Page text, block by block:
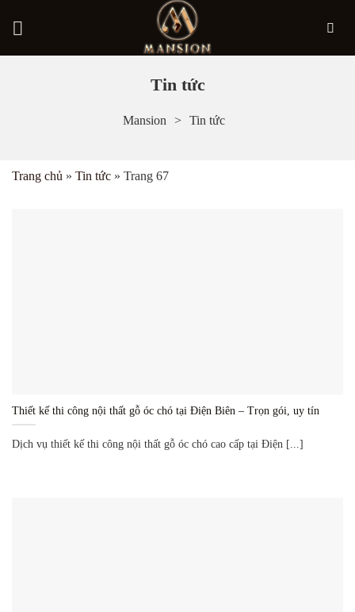
Tin tức
Mansion Tin tức
Trang chủ » Tin tức » Trang 67
Thiết kế thi công nội thất gỗ óc chó tại Điện Biên – Trọn gói, uy tín
Dịch vụ thiết kế thi công nội thất gỗ óc chó cao cấp tại Điện [...]